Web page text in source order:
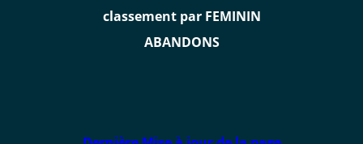
classement par FEMININ
ABANDONS